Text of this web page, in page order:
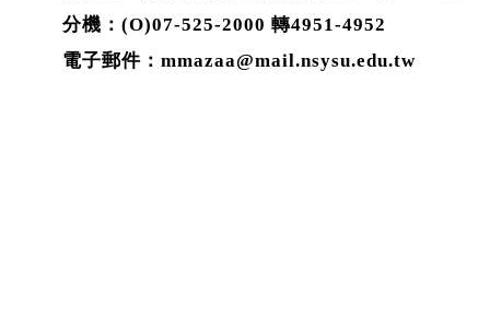
分機： (O)07-525-2000 轉4951-4952
電子郵件：mmazaa@mail.nsysu.edu.tw